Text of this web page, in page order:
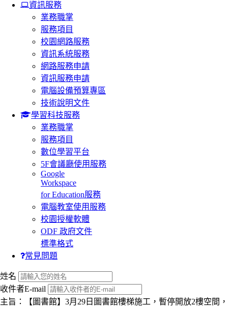
資訊服務
業務職掌
服務項目
校園網路服務
資訊系統服務
網路服務申請
資訊服務申請
電腦設備預算專區
技術說明文件
學習科技服務
業務職掌
服務項目
數位學習平台
5F會議廳使用服務
Google
Workspace
for Education服務
電腦教室使用服務
校園授權軟體
ODF 政府文件
標準格式
常見問題
:::
姓名
收件者E-mail
主旨：【圖書館】3月29日圖書館樓梯施工，暫停開放2樓空間，